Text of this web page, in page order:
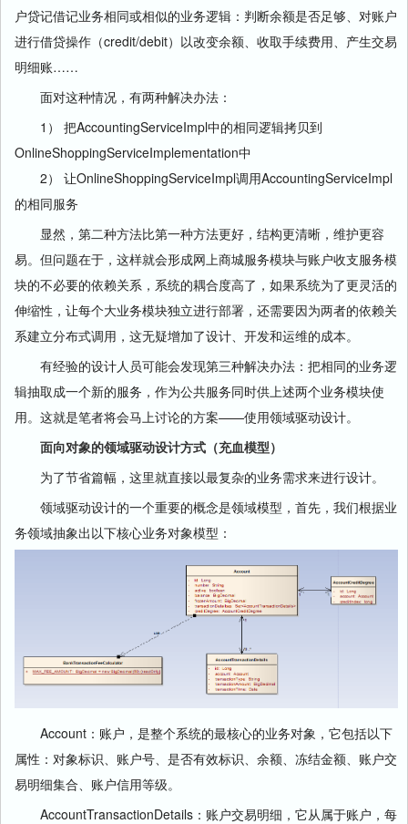
户贷记借记业务相同或相似的业务逻辑：判断余额是否足够、对账户
进行借贷操作（credit/debit）以改变余额、收取手续费用、产生交易
明细账……
面对这种情况，有两种解决办法：
1） 把AccountingServiceImpl中的相同逻辑拷贝到
OnlineShoppingServiceImplementation中
2） 让OnlineShoppingServiceImpl调用AccountingServiceImpl
的相同服务
显然，第二种方法比第一种方法更好，结构更清晰，维护更容
易。但问题在于，这样就会形成网上商城服务模块与账户收支服务模
块的不必要的依赖关系，系统的耦合度高了，如果系统为了更灵活的
伸缩性，让每个大业务模块独立进行部署，还需要因为两者的依赖关
系建立分布式调用，这无疑增加了设计、开发和运维的成本。
有经验的设计人员可能会发现第三种解决办法：把相同的业务逻
辑抽取成一个新的服务，作为公共服务同时供上述两个业务模块使
用。这就是笔者将会马上讨论的方案——使用领域驱动设计。
面向对象的领域驱动设计方式（充血模型）
为了节省篇幅，这里就直接以最复杂的业务需求来进行设计。
领域驱动设计的一个重要的概念是领域模型，首先，我们根据业
务领域抽象出以下核心业务对象模型：
Account：账户，是整个系统的最核心的业务对象，它包括以下
属性：对象标识、账户号、是否有效标识、余额、冻结金额、账户交
易明细集合、账户信用等级。
AccountTransactionDetails：账户交易明细，它从属于账户，每